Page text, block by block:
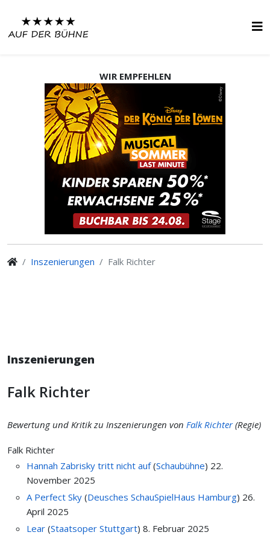
WIR EMPFEHLEN
Inszenierungen Falk Richter
Inszenierungen
Falk Richter
Bewertung und Kritik zu Inszenierungen von Falk Richter(Regie)
Falk Richter
Hannah Zabrisky tritt nicht auf(Schaubühne) 22.
November 2025
A Perfect Sky (Deusches SchauSpielHaus Hamburg) 26.
April 2025
Lear (Staatsoper Stuttgart) 8. Februar 2025